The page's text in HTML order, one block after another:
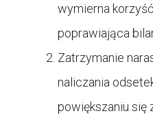
wymierna
poprawiająca
Zatrzymanie
naliczania
powiększaniu się